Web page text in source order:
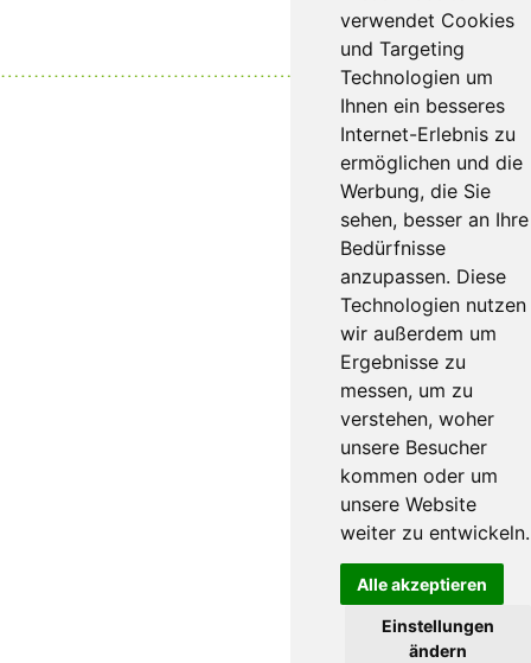
verwendet Cookies
und Targeting
Technologien um
Ihnen ein besseres
Internet-Erlebnis zu
ermöglichen und die
Werbung, die Sie
sehen, besser an Ihre
Bedürfnisse
anzupassen. Diese
Technologien nutzen
wir außerdem um
Ergebnisse zu
messen, um zu
verstehen, woher
unsere Besucher
kommen oder um
unsere Website
weiter zu entwickeln.
Alle akzeptieren
Einstellungen
ändern
Datenschutz |Impressum